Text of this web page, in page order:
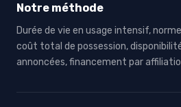
Notre méthode
Durée de vie en usage intensif,
coût total de possession,
annoncées, financement par